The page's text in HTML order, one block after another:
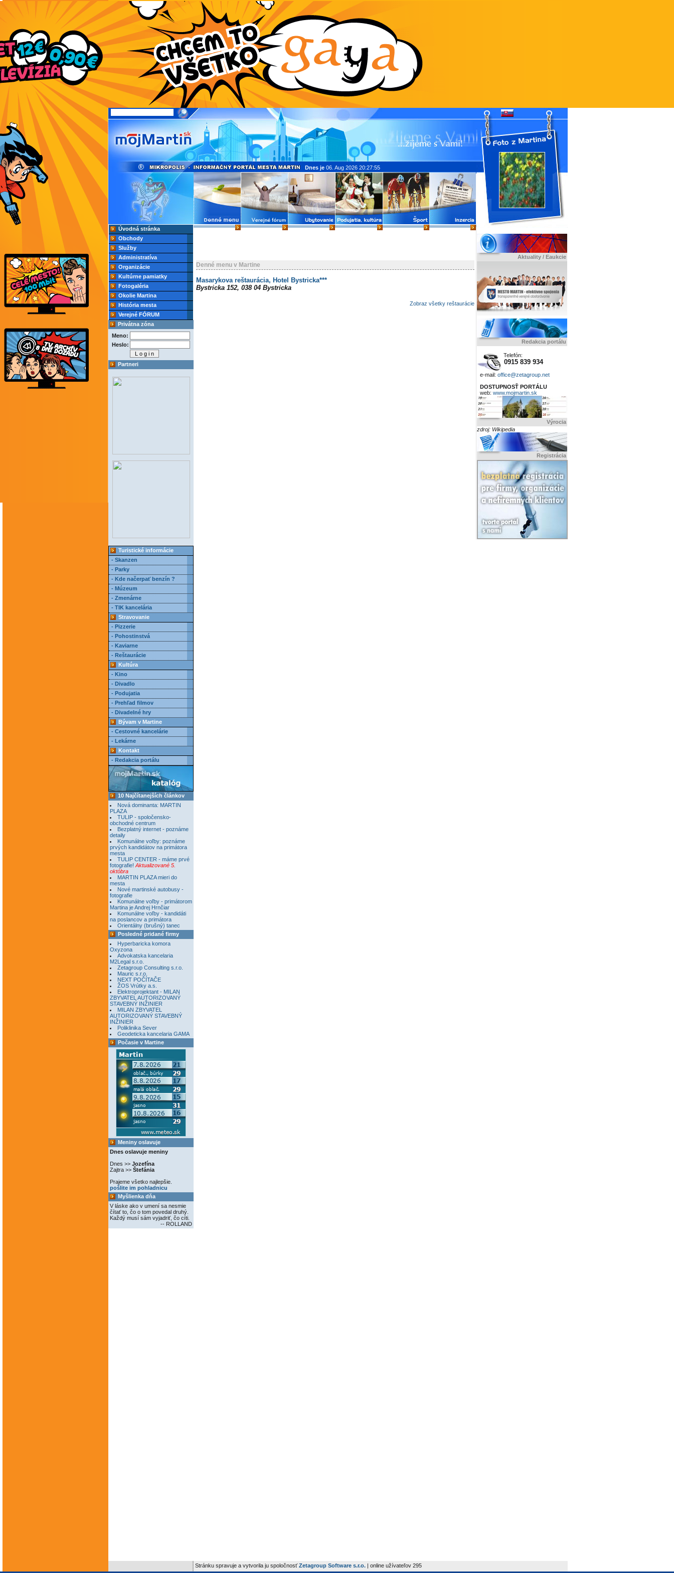
Úvodná stránka
Obchody
Služby
Administratíva
Organizácie
Kultúrne pamiatky
Fotogaléria
Okolie Martina
História mesta
Verejné FÓRUM
Privátna zóna
Meno:
Heslo:
Partneri
Turistické informácie
- Skanzen
- Parky
- Kde načerpať benzín ?
- Múzeum
- Zmenárne
- TIK kancelária
Stravovanie
- Pizzerie
- Pohostinstvá
- Kaviarne
- Reštaurácie
Kultúra
- Kino
- Divadlo
- Podujatia
- Prehľad filmov
- Divadelné hry
Bývam v Martine
- Cestovné kancelárie
- Lekárne
Kontakt
- Redakcia portálu
10 Najčítanejších článkov
Nová dominanta: MARTIN
PLAZA
TULIP - spoločensko-
obchodné centrum
Bezplatný internet - poznáme
detaily
Komunálne voľby: poznáme
prvých kandidátov na primátora
mesta
TULIP CENTER - máme prvé
fotografie! Aktualizované 5.
októbra
MARTIN PLAZA mieri do
mesta
Nové martinské autobusy -
fotografie
Komunálne voľby - primátorom
Martina je Andrej Hrnčiar
Komunálne voľby - kandidáti
na poslancov a primátora
Orientálny (brušný) tanec
Posledné pridané firmy
Hyperbaricka komora
Oxyzona
Advokatska kancelaria
M2Legal s.r.o.
Zetagroup Consulting s.r.o.
Mauric s.r.o.
NEXT POČÍTAČE
ŽOS Vrútky a.s.
Elektroprojektant - MILAN
ZBYVATEL AUTORIZOVANÝ
STAVEBNÝ INŽINIER
MILAN ZBYVATEL
AUTORIZOVANÝ STAVEBNÝ
INŽINIER
Poliklinika Sever
Geodeticka kancelaria GAMA
Počasie v Martine
Meniny oslavuje
Dnes oslavuje meniny
Dnes >> Jozefína
Zajtra >> Štefánia
Prajeme všetko najlepšie.
pošlite im pohladnicu
Myšlienka dňa
V láske ako v umení sa nesmie
čítať to, čo o tom povedal druhý.
Každý musí sám vyjadriť, čo cíti.
-- ROLLAND
Aktuality / Eaukcie
Redakcia portálu
Telefón:
0915 839 934
e-mail: office@zetagroup.net
DOSTUPNOSŤ PORTÁLU
web: www.mojmartin.sk
Výrocia
zdroj: Wikipedia
Registrácia
Dnes je 06. Aug 2026 20:27:55
Denné menu v Martine
Masarykova reštaurácia, Hotel Bystricka***
Bystricka 152, 038 04 Bystricka
Zobraz všetky reštaurácie
Stránku spravuje a vytvorila ju spoločnosťZetagroup Software s.r.o. | online užívateľov 295